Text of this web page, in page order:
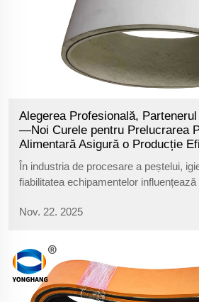
Alegerea Profesională,
—Noi Curele pentru Prelucrarea
Alimentară Asigură o Producție
În industria de procesare a peștelui,
fiabilitatea echipamentelor
specifice ale acestui sector, vă
Nov. 22. 2025